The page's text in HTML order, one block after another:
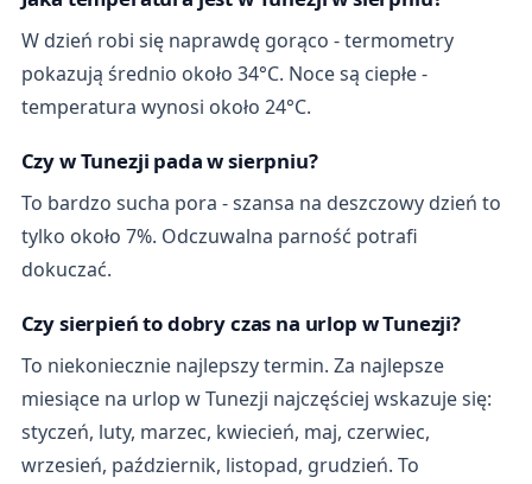
W dzień robi się naprawdę gorąco - termometry
pokazują średnio około 34°C. Noce są ciepłe -
temperatura wynosi około 24°C.
Czy w Tunezji pada w sierpniu?
To bardzo sucha pora - szansa na deszczowy dzień to
tylko około 7%. Odczuwalna parność potrafi
dokuczać.
Czy sierpień to dobry czas na urlop w Tunezji?
To niekoniecznie najlepszy termin. Za najlepsze
miesiące na urlop w Tunezji najczęściej wskazuje się:
styczeń, luty, marzec, kwiecień, maj, czerwiec,
wrzesień, październik, listopad, grudzień. To